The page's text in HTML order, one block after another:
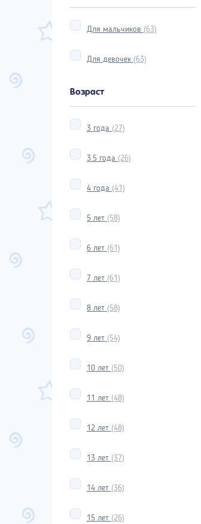
Для мальчиков (63)
Для девочек (63)
Возраст
3 года (27)
3.5 года (26)
4 года (41)
5 лет (58)
6 лет (61)
7 лет (61)
8 лет (58)
9 лет (54)
10 лет (50)
11 лет (48)
12 лет (48)
13 лет (37)
14 лет (36)
15 лет (26)